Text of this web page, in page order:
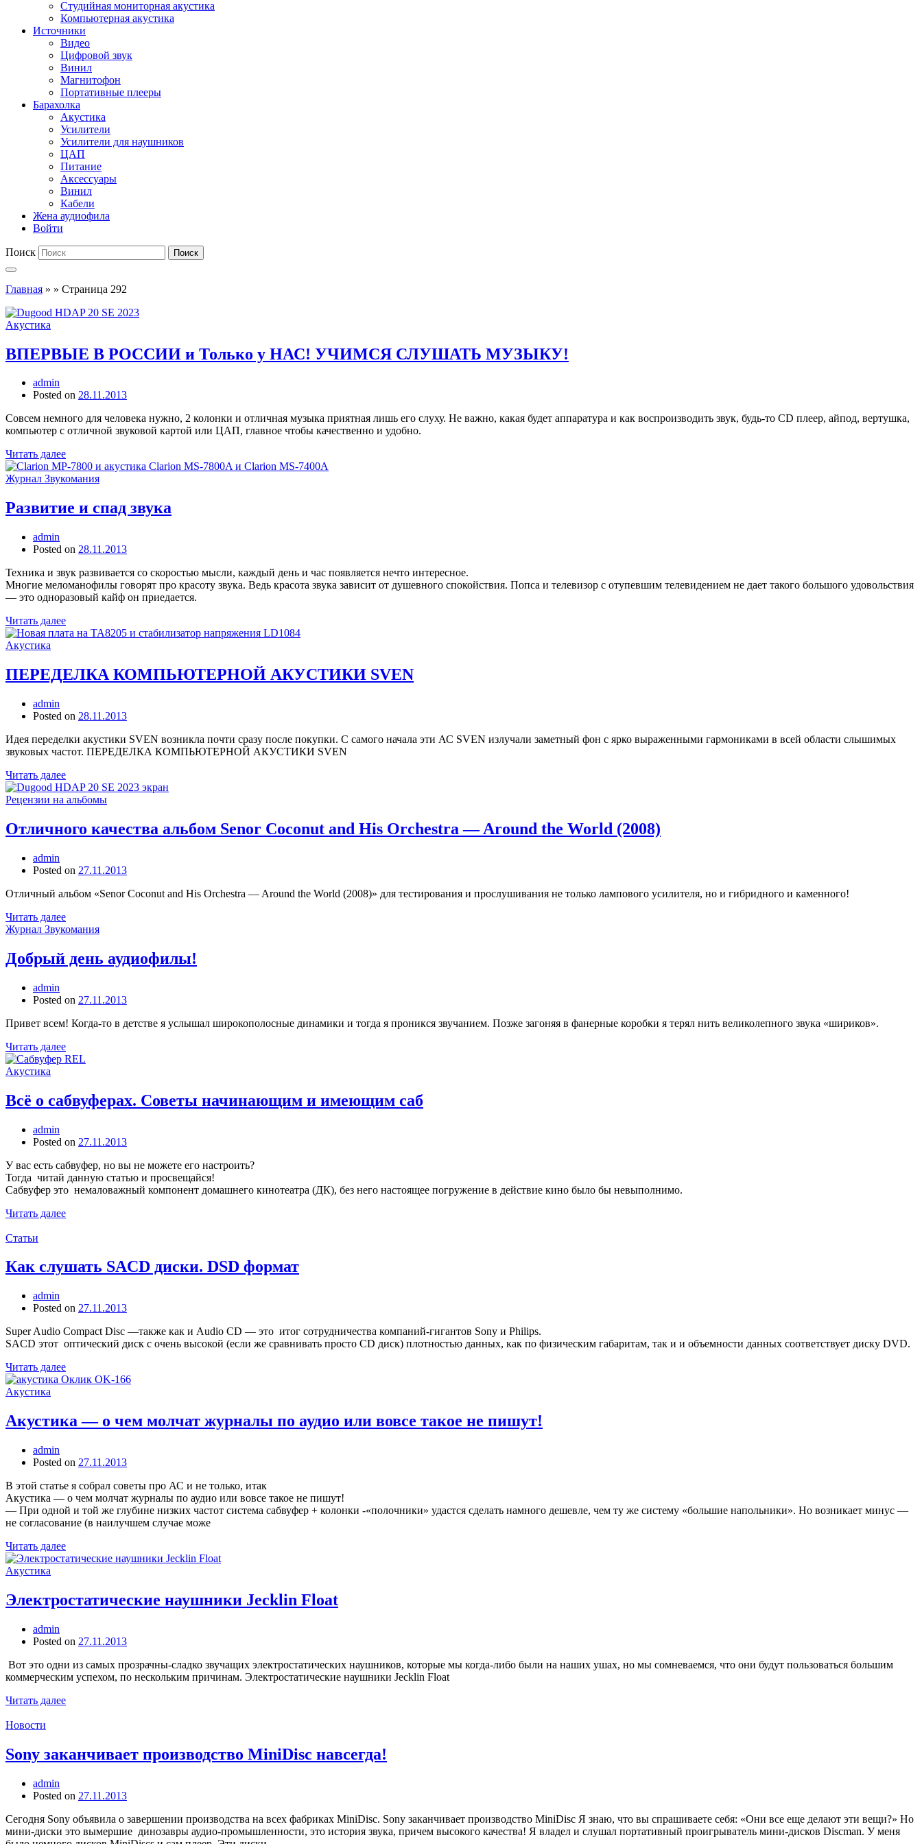
Студийная мониторная акустика
Компьютерная акустика
Источники
Видео
Цифровой звук
Винил
Магнитофон
Портативные плееры
Барахолка
Акустика
Усилители
Усилители для наушников
ЦАП
Питание
Аксессуары
Винил
Кабели
Жена аудиофила
Войти
Поиск Поиск
Главная » » Страница 292
Акустика
ВПЕРВЫЕ В РОССИИ и Только у НАС! УЧИМСЯ СЛУШАТЬ МУЗЫКУ!
admin
Posted on 28.11.2013
Совсем немного для человека нужно, 2 колонки и отличная музыка приятная лишь его слуху. Не важно, какая будет аппаратура и как воспроизводить звук, будь-то CD плеер, айпод, вертушка,
компьютер с отличной звуковой картой или ЦАП, главное чтобы качественно и удобно.
Читать далее
Журнал Звукомания
Развитие и спад звука
admin
Posted on 28.11.2013
Техника и звук развивается со скоростью мысли, каждый день и час появляется нечто интересное.
Многие меломанофилы говорят про красоту звука. Ведь красота звука зависит от душевного спокойствия. Попса и телевизор с отупевшим телевидением не дает такого большого удовольствия
— это одноразовый кайф он приедается.
Читать далее
Акустика
ПЕРЕДЕЛКА КОМПЬЮТЕРНОЙ АКУСТИКИ SVEN
admin
Posted on 28.11.2013
Идея переделки акустики SVEN возникла почти сразу после покупки. С самого начала эти АС SVEN излучали заметный фон с ярко выраженными гармониками в всей области слышимых
звуковых частот. ПЕРЕДЕЛКА КОМПЬЮТЕРНОЙ АКУСТИКИ SVEN
Читать далее
Рецензии на альбомы
Отличного качества альбом Senor Coconut and His Orchestra — Around the World (2008)
admin
Posted on 27.11.2013
Отличный альбом «Senor Coconut and His Orchestra — Around the World (2008)» для тестирования и прослушивания не только лампового усилителя, но и гибридного и каменного!
Читать далее
Журнал Звукомания
Добрый день аудиофилы!
admin
Posted on 27.11.2013
Привет всем! Когда-то в детстве я услышал широкополосные динамики и тогда я проникся звучанием. Позже загоняя в фанерные коробки я терял нить великолепного звука «шириков».
Читать далее
Акустика
Всё о сабвуферах. Советы начинающим и имеющим саб
admin
Posted on 27.11.2013
У вас есть сабвуфер, но вы не можете его настроить?
Тогда читай данную статью и просвещайся!
Сабвуфер это немаловажный компонент домашнего кинотеатра (ДК), без него настоящее погружение в действие кино было бы невыполнимо.
Читать далее
Статьи
Как слушать SACD диски. DSD формат
admin
Posted on 27.11.2013
Super Audio Compact Disc —также как и Audio CD — это итог сотрудничества компаний-гигантов Sony и Philips.
SACD этот оптический диск с очень высокой (если же сравнивать просто CD диск) плотностью данных, как по физическим габаритам, так и и объемности данных соответствует диску DVD.
Читать далее
Акустика
Акустика — о чем молчат журналы по аудио или вовсе такое не пишут!
admin
Posted on 27.11.2013
В этой статье я собрал советы про АС и не только, итак
Акустика — о чем молчат журналы по аудио или вовсе такое не пишут!
— При одной и той же глубине низких частот система сабвуфер + колонки -«полочники» удастся сделать намного дешевле, чем ту же систему «большие напольники». Но возникает минус —
не согласование (в наилучшем случае може
Читать далее
Акустика
Электростатические наушники Jecklin Float
admin
Posted on 27.11.2013
Вот это одни из самых прозрачны-сладко звучащих электростатических наушников, которые мы когда-либо были на наших ушах, но мы сомневаемся, что они будут пользоваться большим
коммерческим успехом, по нескольким причинам. Электростатические наушники Jecklin Float
Читать далее
Новости
Sony заканчивает производство MiniDisc навсегда!
admin
Posted on 27.11.2013
Сегодня Sony объявила о завершении производства на всех фабриках MiniDisc. Sony заканчивает производство MiniDisc Я знаю, что вы спрашиваете себя: «Они все еще ​​делают эти вещи?» Но
мини-диски это вымершие динозавры аудио-промышленности, это история звука, причем высокого качества! Я владел и слушал портативный проигрыватель мини-дисков Discman. У меня